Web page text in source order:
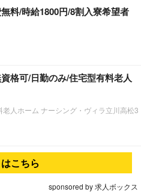
料/時給1800円/8割入寮希望者
格可/日勤のみ/住宅型有料老人
人ホーム ナーシング・ヴィラ立川高松3
こちら
sponsored by 求人ボックス